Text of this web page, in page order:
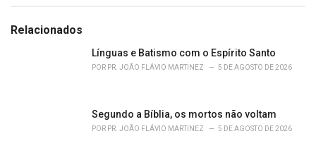
e
Relacionados
Línguas e Batismo com o Espírito Santo
POR PR. JOÃO FLÁVIO MARTINEZ 5 DE AGOSTO DE 2026
Segundo a Bíblia, os mortos não voltam
POR PR. JOÃO FLÁVIO MARTINEZ 5 DE AGOSTO DE 2026